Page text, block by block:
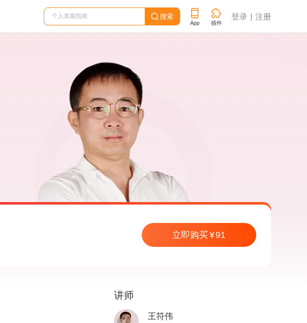
 搜索
App 插件
登录 注册
立即购买 91
讲师
王符伟